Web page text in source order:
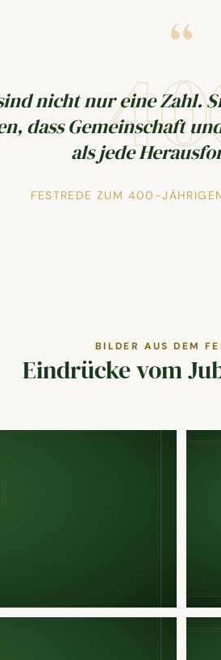
“
nicht nur eine Zahl.
dass Gemeinschaft
als jede
FESTREDE ZUM 400-
BILDER AUS DEM
Eindrücke vom